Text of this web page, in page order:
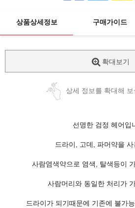
상품상세정보 구매가이드
확대보기
상세 정보를 확대해
선명한 검정 헤어입
드라이, 고데, 파머약을
사람염색약으로 염색, 탈색등이
사람머리와 동일한 처리가
드라이가 되기때문에 기존에 불가